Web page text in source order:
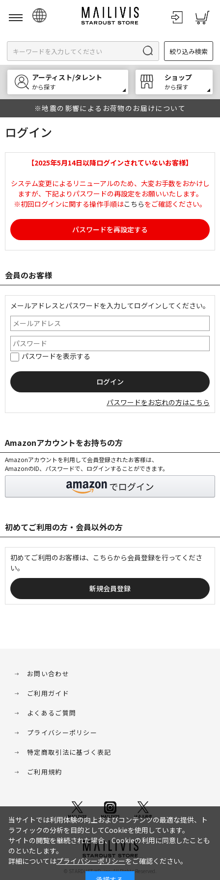
English
한국어
中文
絞り込み検索
アーティスト/タレント
から探す
ショップ
から探す
※地震の影響によるお荷物のお届けについて
ログイン
【2025年5月14日以降ログインされていないお客様】
システム変更によるリニューアルのため、大変お手数をおかけし
ますが、下記よりパスワードの再設定をお願いいたします。
※初回ログインに関する操作手順はこちらをご確認ください。
パスワードを再設定する
会員のお客様
メールアドレスとパスワードを入力してログインしてください。
パスワードを表示する
パスワードをお忘れの方はこちら
Amazonアカウントをお持ちの方
Amazonアカウントを利用して会員登録されたお客様は、
AmazonのID、パスワードで、ログインすることができます。
初めてご利用の方・会員以外の方
初めてご利用のお客様は、こちらから会員登録を行ってくださ
い。
お問い合わせ
ご利用ガイド
よくあるご質問
プライバシーポリシー
特定商取引法に基づく表記
ご利用規約
© STARDUST HD. inc. All Rights Reserved.
当サイトでは利用体験の向上およびコンテンツの最適な提供、ト
ラフィックの分析を目的としてCookieを使用しています。
サイトの閲覧を継続された場合、Cookieの利用に同意したことも
のといたします。
詳細についてはプライバシーポリシーをご確認ください。